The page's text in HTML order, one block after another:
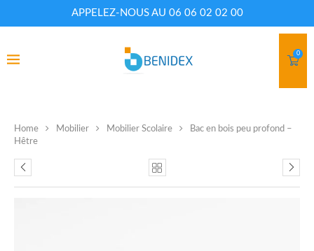
APPELEZ-NOUS AU 06 06 02 02 00
0
Home Mobilier Mobilier Scolaire
Bac en bois peu profond –
Hêtre